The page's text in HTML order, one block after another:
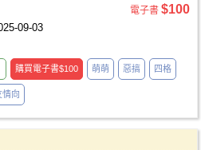
09-03
電子書 $100
購買電子書$100 萌萌 惡搞 四格
情向